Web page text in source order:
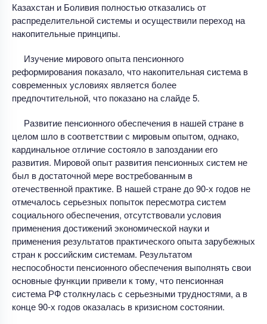
Казахстан и Боливия полностью отказались от
распределительной системы и осуществили переход на
накопительные принципы.
Изучение мирового опыта пенсионного
реформирования показало, что накопительная система в
современных условиях является более
предпочтительной, что показано на слайде 5.
Развитие пенсионного обеспечения в нашей стране в
целом шло в соответствии с мировым опытом, однако,
кардинальное отличие состояло в запоздании его
развития. Мировой опыт развития пенсионных систем не
был в достаточной мере востребованным в
отечественной практике. В нашей стране до 90-х годов не
отмечалось серьезных попыток пересмотра систем
социального обеспечения, отсутствовали условия
применения достижений экономической науки и
применения результатов практического опыта зарубежных
стран к российским системам. Результатом
неспособности пенсионного обеспечения выполнять свои
основные функции привели к тому, что пенсионная
система РФ столкнулась с серьезными трудностями, а в
конце 90-х годов оказалась в кризисном состоянии.